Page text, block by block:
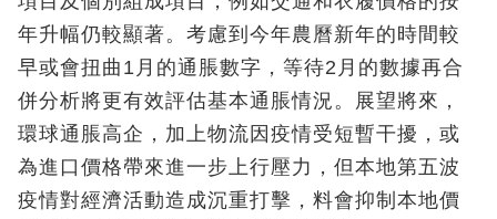
年升幅仍較顯著。考慮到今年農曆新年的時間較
早或會扭曲1月的通脹數字，等待2月的數據再合
併分析將更有效評估基本通脹情況。展望將來，
環球通脹高企，加上物流因疫情受短暫干擾，或
為進口價格帶來進一步上行壓力，但本地第五波
疫情對經濟活動造成沉重打擊，料會抑制本地價